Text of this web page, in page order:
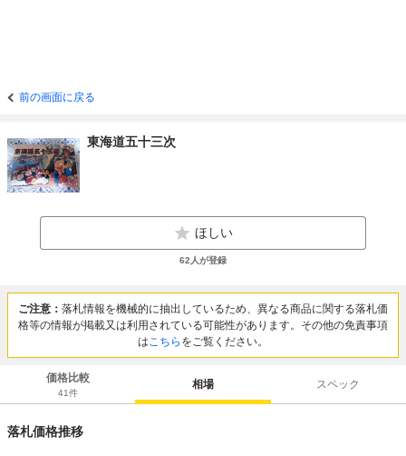
前の画面に戻る
東海道五十三次
ほしい
62 人が登録
ご注意： 落札情報を機械的に抽出しているため、異なる商品に関する落札価
格等の情報が掲載又は利用されている可能性があります。その他の免責事項
はこちら をご覧ください。
価格比較
41件
相場 スペック
落札価格推移